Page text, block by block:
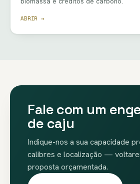
ABRIR →
Fale com um
de caju
Indique-nos a sua capacidade
calibres e localização —
proposta orçamentada.